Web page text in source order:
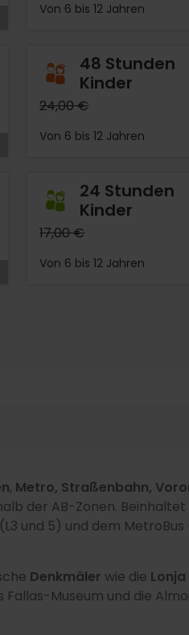
Von 6 bis 12 Jahren
48 Stunden
Kinder
24,00 €
Von 6 bis 12 Jahren
24 Stunden
Kinder
17,00 €
Von 6 bis 12 Jahren
, Metro, Straßenbahn,
der AB-Zonen.
und 5) und dem MetroBus
Denkmäler wie die
Fallas-Museum und die